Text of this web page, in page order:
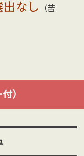
なし
（苦
）